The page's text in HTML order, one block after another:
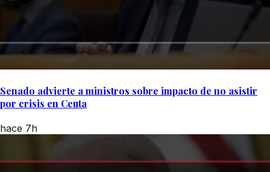
Senado advierte a ministros sobre impacto de no asistir
por crisis en Ceuta
hace 7h